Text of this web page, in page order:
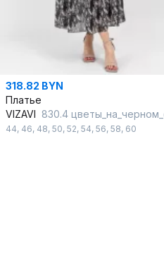
318.82 BYN
Платье
VIZAVI 830.4
44, 46, 48, 50, 52, 54, 56, 58, 60